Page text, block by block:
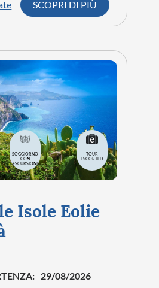
SCOPRI DI PIÙ
SOGGIORNO
CON
ESCURSIONI
TOUR
ESCORTED
Isole Eolie
29/08/2026